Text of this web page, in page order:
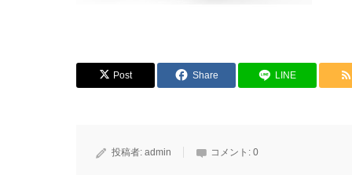
Post Share LINE
投稿者: admin コメント: 0